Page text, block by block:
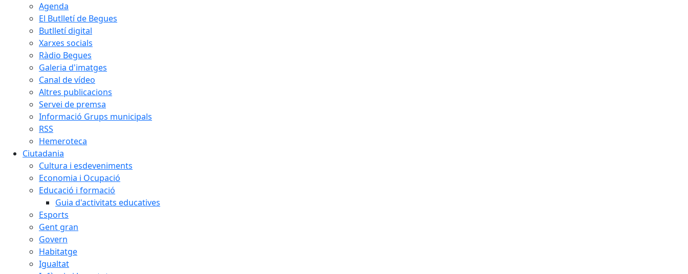
Agenda
El Butlletí de Begues
Butlletí digital
Xarxes socials
Ràdio Begues
Galeria d'imatges
Canal de vídeo
Altres publicacions
Servei de premsa
Informació Grups municipals
RSS
Hemeroteca
Ciutadania
Cultura i esdeveniments
Economia i Ocupació
Educació i formació
Guia d'activitats educatives
Esports
Gent gran
Govern
Habitatge
Igualtat